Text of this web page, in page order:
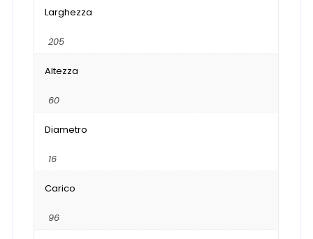
Larghezza
205
Altezza
60
Diametro
16
Carico
96